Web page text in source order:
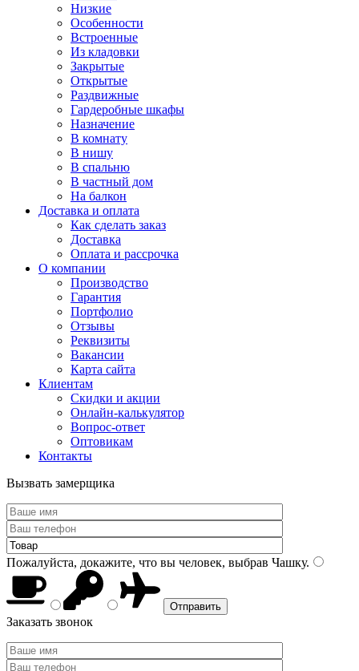
Низкие
Особенности
Встроенные
Из кладовки
Закрытые
Открытые
Раздвижные
Гардеробные шкафы
Назначение
В комнату
В нишу
В спальню
В частный дом
На балкон
Доставка и оплата
Как сделать заказ
Доставка
Оплата и рассрочка
О компании
Производство
Гарантия
Портфолио
Отзывы
Реквизиты
Вакансии
Карта сайта
Клиентам
Скидки и акции
Онлайн-калькулятор
Вопрос-ответ
Оптовикам
Контакты
Вызвать замерщика
Пожалуйста, докажите, что вы человек, выбрав Чашку.
Заказать звонок